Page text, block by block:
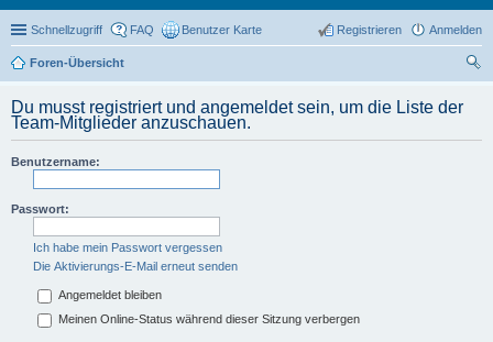
Schnellzugriff FAQ Benutzer Karte Anmelden
Registrieren
Foren-Übersicht
Du musst registriert und angemeldet sein, um die Liste der
Team-Mitglieder anzuschauen.
Benutzername:
Passwort:
Ich habe mein Passwort vergessen
Die Aktivierungs-E-Mail erneut senden
Angemeldet bleiben
Meinen Online-Status während dieser Sitzung verbergen